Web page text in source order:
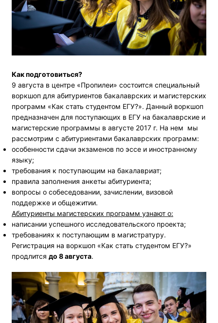
Как подготовиться?
9 августа в центре «Пропилеи» состоится специальный
воркшоп для абитуриентов бакалаврских и магистерских
программ «Как стать студентом ЕГУ?». Данный воркшоп
предназначен для поступающих в ЕГУ на бакалаврские и
магистерские программы в августе 2017 г. На нем мы
рассмотрим с абитуриентами бакалаврских программ:
особенности сдачи экзаменов по эссе и иностранному
языку;
требования к поступающим на бакалавриат;
правила заполнения анкеты абитуриента;
вопросы о собеседовании, зачислении, визовой
поддержке и общежитии.
Абитуриенты магистерских программ узнают о:
написании успешного исследовательского проекта;
требованиях к поступающим в магистратуру.
Регистрация на воркшоп «Как стать студентом ЕГУ?»
продлится до 8 августа.